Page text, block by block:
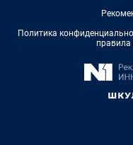
Политика
правила